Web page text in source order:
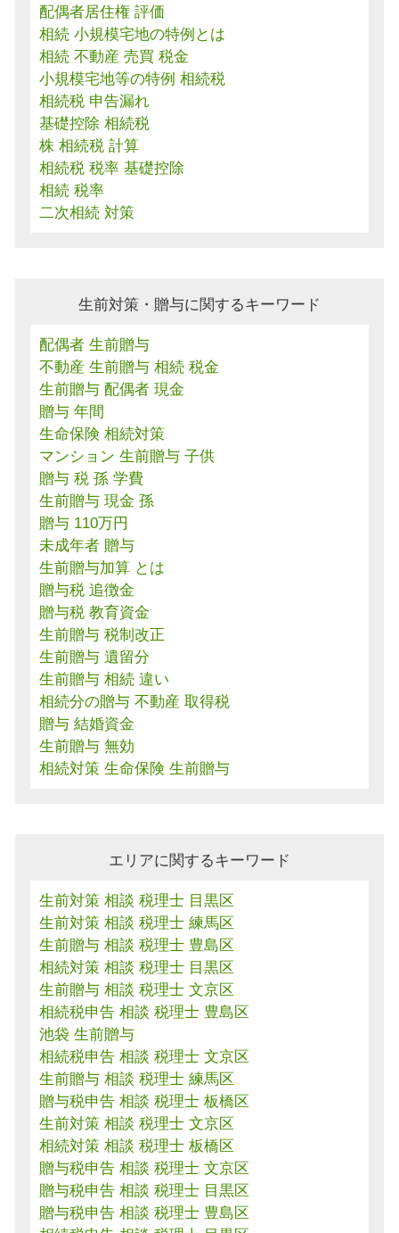
配偶者居住権 評価
相続 小規模宅地の特例とは
相続 不動産 売買 税金
小規模宅地等の特例 相続税
相続税 申告漏れ
基礎控除 相続税
株 相続税 計算
相続税 税率 基礎控除
相続 税率
二次相続 対策
生前対策・贈与に関するキーワード
配偶者 生前贈与
不動産 生前贈与 相続 税金
生前贈与 配偶者 現金
贈与 年間
生命保険 相続対策
マンション 生前贈与 子供
贈与 税 孫 学費
生前贈与 現金 孫
贈与 110万円
未成年者 贈与
生前贈与加算 とは
贈与税 追徴金
贈与税 教育資金
生前贈与 税制改正
生前贈与 遺留分
生前贈与 相続 違い
相続分の贈与 不動産 取得税
贈与 結婚資金
生前贈与 無効
相続対策 生命保険 生前贈与
エリアに関するキーワード
生前対策 相談 税理士 目黒区
生前対策 相談 税理士 練馬区
生前贈与 相談 税理士 豊島区
相続対策 相談 税理士 目黒区
生前贈与 相談 税理士 文京区
相続税申告 相談 税理士 豊島区
池袋 生前贈与
相続税申告 相談 税理士 文京区
生前贈与 相談 税理士 練馬区
贈与税申告 相談 税理士 板橋区
生前対策 相談 税理士 文京区
相続対策 相談 税理士 板橋区
贈与税申告 相談 税理士 文京区
贈与税申告 相談 税理士 目黒区
贈与税申告 相談 税理士 豊島区